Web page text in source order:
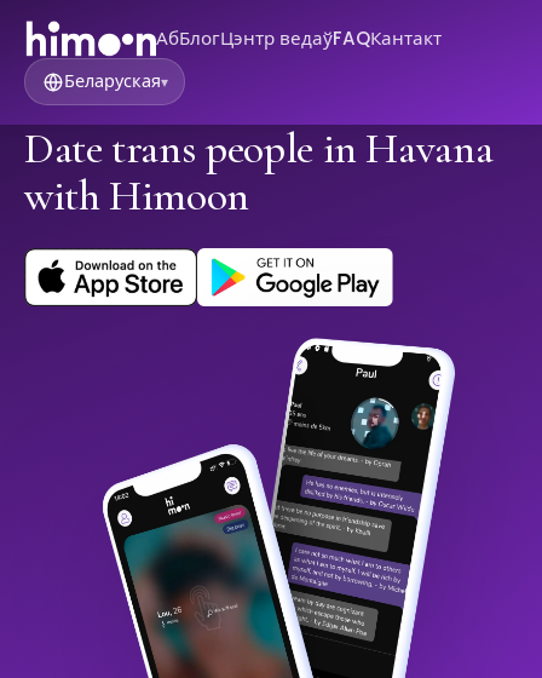
АбБлогЦэнтр ведаўFAQКантакт
Беларуская▾
Date trans people in Havana
with Himoon